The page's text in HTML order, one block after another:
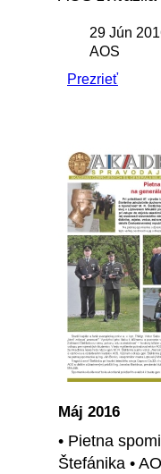
29 Jún
AOS
Prezrieť
Máj 2016
• Pietna
Štefánika •